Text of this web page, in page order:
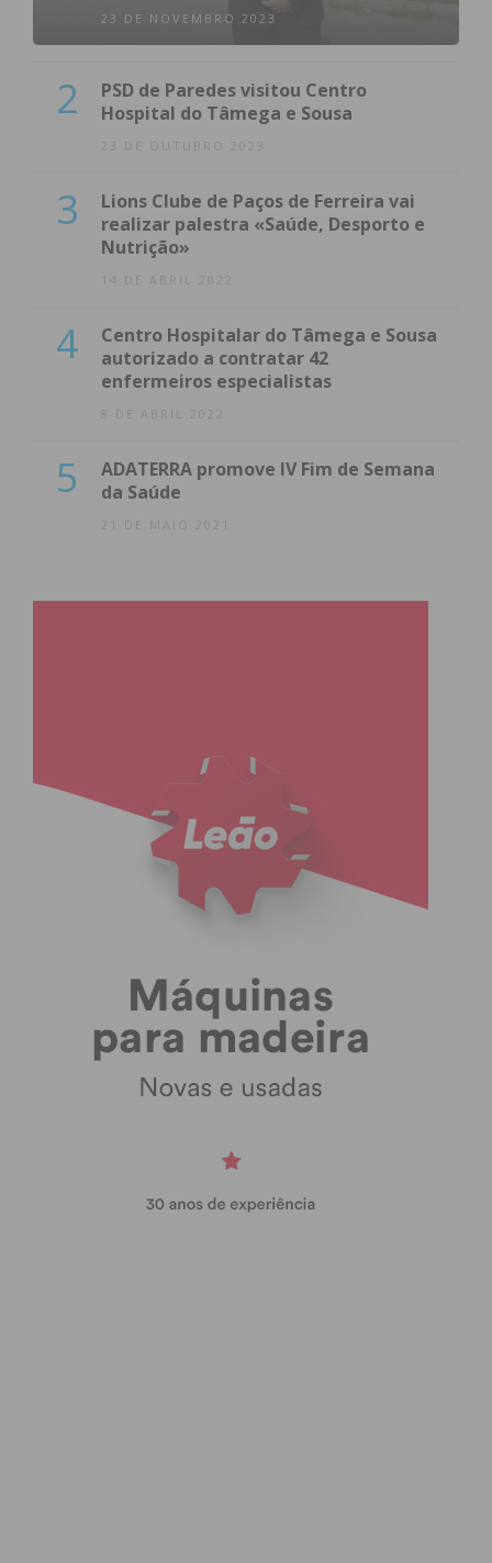
23 DE NOVEMBRO 2023
2
PSD de Paredes visitou Centro
Hospital do Tâmega e Sousa
23 DE OUTUBRO 2023
3
Lions Clube de Paços de Ferreira vai
realizar palestra «Saúde, Desporto e
Nutrição»
14 DE ABRIL 2022
4
Centro Hospitalar do Tâmega e Sousa
autorizado a contratar 42
enfermeiros especialistas
8 DE ABRIL 2022
5
ADATERRA promove IV Fim de Semana
da Saúde
21 DE MAIO 2021